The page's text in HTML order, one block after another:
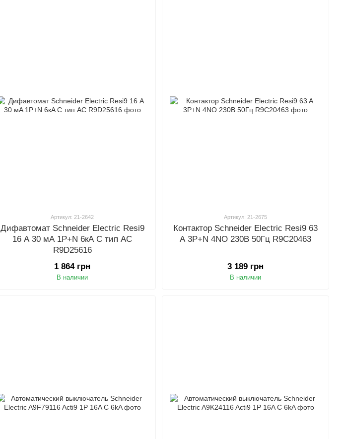
Артикул: 21-2642
Дифавтомат Schneider Electric Resi9
16 А 30 мA 1P+N 6кA С тип АС
R9D25616
1 864 грн
В наличии
Артикул: 21-2675
Контактор Schneider Electric Resi9 63
A 3P+N 4NO 230В 50Гц R9C20463
3 189 грн
В наличии